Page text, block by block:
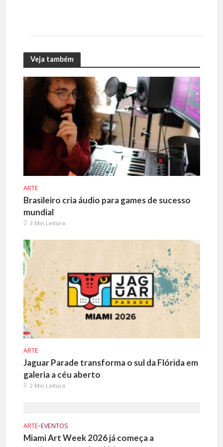
Veja também
ARTE
Brasileiro cria áudio para games de sucesso
mundial
3 Min Leitura
ARTE
Jaguar Parade transforma o sul da Flórida em
galeria a céu aberto
2 Min Leitura
ARTE•EVENTOS
Miami Art Week 2026 já começa a